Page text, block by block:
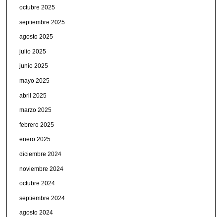
octubre 2025
septiembre 2025
agosto 2025
julio 2025
junio 2025
mayo 2025
abril 2025
marzo 2025
febrero 2025
enero 2025
diciembre 2024
noviembre 2024
octubre 2024
septiembre 2024
agosto 2024